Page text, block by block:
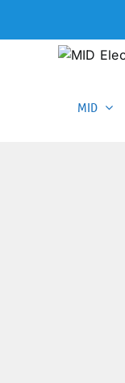
MID